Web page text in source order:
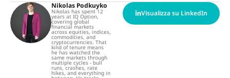
Nikolas Podkuyko
Nikolas has spent 12
years at IQ Option,
covering global
financial markets
across equities, indices,
commodities, and
cryptocurrencies. That
kind of tenure means
he has watched the
same markets through
multiple cycles - bull
runs, crashes, rate
hikes, and everything in
Visualizza su LinkedIn